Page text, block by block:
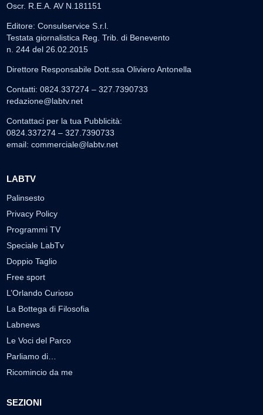
Oscr. R.E.A. AV N.181151
Editore: Consulservice S.r.l.
Testata giornalistica Reg. Trib. di Benevento
n. 244 del 26.02.2015
Direttore Responsabile Dott.ssa Oliviero Antonella
Contatti: 0824.337274 – 327.7390733
redazione@labtv.net
Contattaci per la tua Pubblicità:
0824.337274 – 327.7390733
email: commerciale@labtv.net
LABTV
Palinsesto
Privacy Policy
Programmi TV
Speciale LabTv
Doppio Taglio
Free sport
L’Orlando Curioso
La Bottega di Filosofia
Labnews
Le Voci del Parco
Parliamo di…
Ricomincio da me
SEZIONI